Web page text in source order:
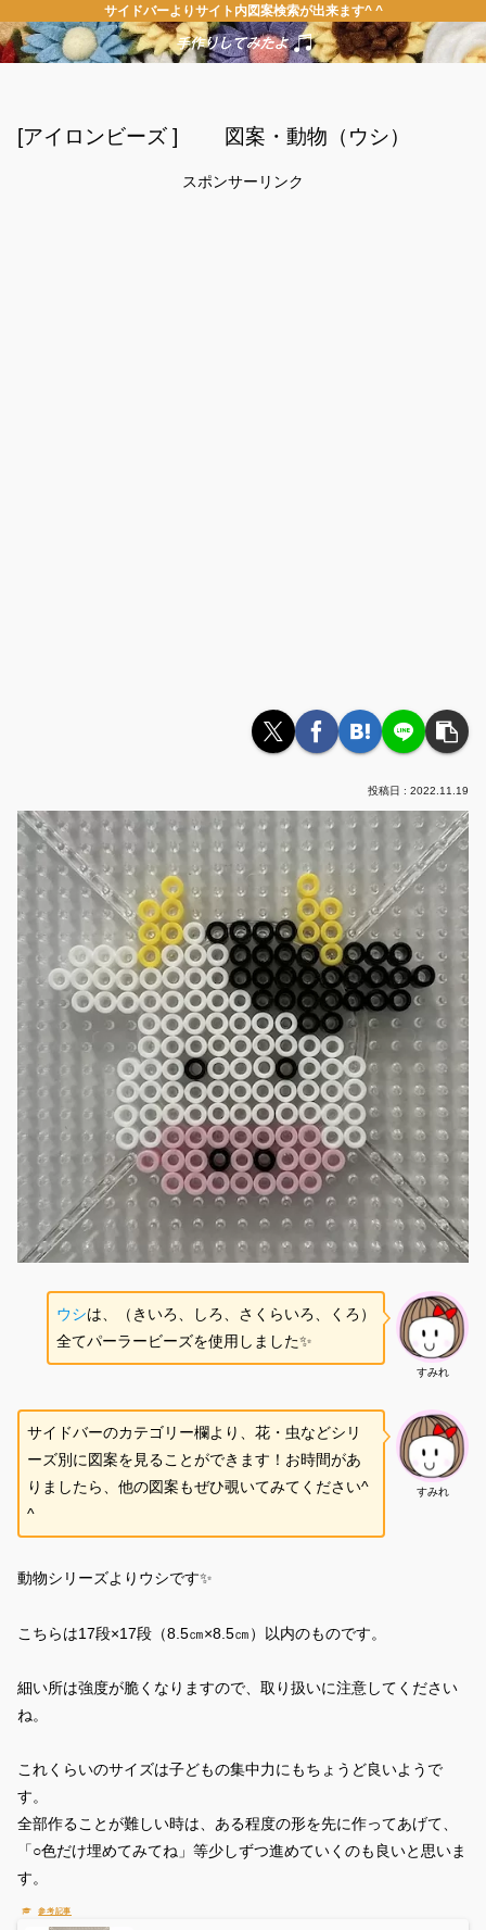
サイドバーよりサイト内図案検索が出来ます^ ^
[アイロンビーズ ] 図案・動物（ウシ）
スポンサーリンク
2022.11.19
すみれ
ウシは、（きいろ、しろ、さくらいろ、くろ）
全てパーラービーズを使用しました✨
すみれ
サイドバーのカテゴリー欄より、花・虫などシリ
ーズ別に図案を見ることができます！お時間があ
りましたら、他の図案もぜひ覗いてみてください^
^
動物シリーズよりウシです✨
こちらは17段×17段（8.5㎝×8.5㎝）以内のものです。
細い所は強度が脆くなりますので、取り扱いに注意してください
ね。
これくらいのサイズは子どもの集中力にもちょうど良いようで
す。
全部作ることが難しい時は、ある程度の形を先に作ってあげて、
「○色だけ埋めてみてね」等少しずつ進めていくのも良いと思いま
す。